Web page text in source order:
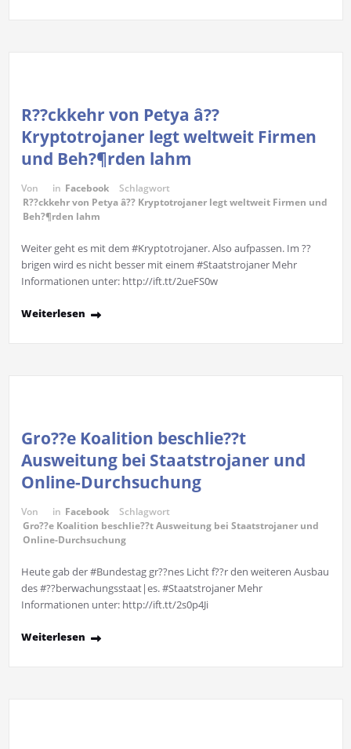
R??ckkehr von Petya â??
Kryptotrojaner legt weltweit Firmen
und Beh?¶rden lahm
Von in Facebook
Schlagwort
R??ckkehr von Petya â?? Kryptotrojaner legt weltweit Firmen und
Beh?¶rden lahm
Weiter geht es mit dem #Kryptotrojaner. Also aufpassen. Im ??
brigen wird es nicht besser mit einem #Staatstrojaner Mehr
Informationen unter: http://ift.tt/2ueFS0w
Weiterlesen
Gro??e Koalition beschlie??t
Ausweitung bei Staatstrojaner und
Online-Durchsuchung
Von in Facebook
Schlagwort
Gro??e Koalition beschlie??t Ausweitung bei Staatstrojaner und
Online-Durchsuchung
Heute gab der #Bundestag gr??nes Licht f??r den weiteren Ausbau
des #??berwachungsstaat|es. #Staatstrojaner Mehr
Informationen unter: http://ift.tt/2s0p4Ji
Weiterlesen